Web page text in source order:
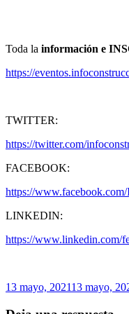
Toda la información e
https://
TWITTER:
https://twitter.com/
FACEBOOK:
https://
LINKEDIN:
https://www.linkedin.com/
Publicado
13 mayo, 202113 mayo,